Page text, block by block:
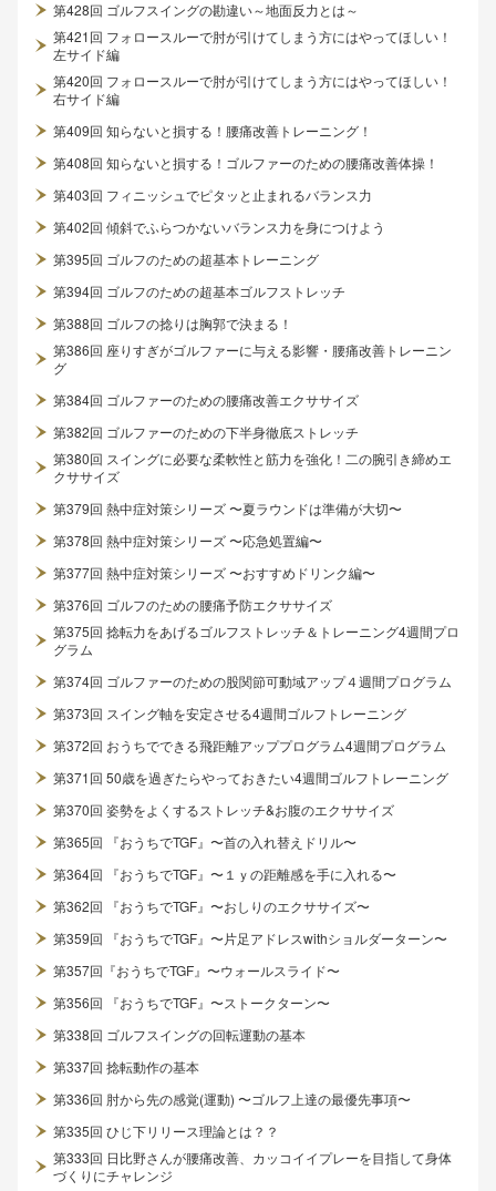
第428回 ゴルフスイングの勘違い～地面反力とは～
第421回 フォロースルーで肘が引けてしまう方にはやってほしい！
左サイド編
第420回 フォロースルーで肘が引けてしまう方にはやってほしい！
右サイド編
第409回 知らないと損する！腰痛改善トレーニング！
第408回 知らないと損する！ゴルファーのための腰痛改善体操！
第403回 フィニッシュでピタッと止まれるバランス力
第402回 傾斜でふらつかないバランス力を身につけよう
第395回 ゴルフのための超基本トレーニング
第394回 ゴルフのための超基本ゴルフストレッチ
第388回 ゴルフの捻りは胸郭で決まる！
第386回 座りすぎがゴルファーに与える影響・腰痛改善トレーニン
グ
第384回 ゴルファーのための腰痛改善エクササイズ
第382回 ゴルファーのための下半身徹底ストレッチ
第380回 スイングに必要な柔軟性と筋力を強化！二の腕引き締めエ
クササイズ
第379回 熱中症対策シリーズ 〜夏ラウンドは準備が大切〜
第378回 熱中症対策シリーズ 〜応急処置編〜
第377回 熱中症対策シリーズ 〜おすすめドリンク編〜
第376回 ゴルフのための腰痛予防エクササイズ
第375回 捻転力をあげるゴルフストレッチ＆トレーニング4週間プロ
グラム
第374回 ゴルファーのための股関節可動域アップ４週間プログラム
第373回 スイング軸を安定させる4週間ゴルフトレーニング
第372回 おうちでできる飛距離アッププログラム4週間プログラム
第371回 50歳を過ぎたらやっておきたい4週間ゴルフトレーニング
第370回 姿勢をよくするストレッチ&お腹のエクササイズ
第365回 『おうちでTGF』〜首の入れ替えドリル〜
第364回 『おうちでTGF』〜１ｙの距離感を手に入れる〜
第362回 『おうちでTGF』〜おしりのエクササイズ〜
第359回 『おうちでTGF』〜片足アドレスwithショルダーターン〜
第357回『おうちでTGF』〜ウォールスライド〜
第356回 『おうちでTGF』〜ストークターン〜
第338回 ゴルフスイングの回転運動の基本
第337回 捻転動作の基本
第336回 肘から先の感覚(運動) 〜ゴルフ上達の最優先事項〜
第335回 ひじ下リリース理論とは？？
第333回 日比野さんが腰痛改善、カッコイイプレーを目指して身体
づくりにチャレンジ